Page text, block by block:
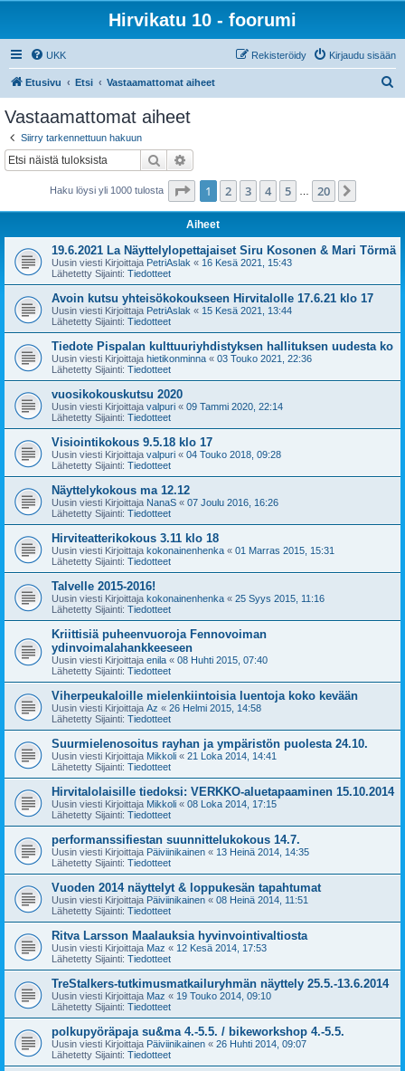
Hirvikatu 10 - foorumi
UKK Kirjaudu sisään
Rekisteröidy
Etusivu Etsi Vastaamattomat aiheet
Vastaamattomat aiheet
Siirry tarkennettuun hakuun
Etsi
Haku löysi yli 1000 tulosta Sivu /20
1 2 3 4 5 20
Aiheet
19.6.2021 La Näyttelylopettajaiset Siru Kosonen & Mari Törmä
Uusin viesti Kirjoittaja PetriAslak « 16 Kesä 2021, 15:43
Lähetetty Sijainti: Tiedotteet
Avoin kutsu yhteisökokoukseen Hirvitalolle 17.6.21 klo 17
Uusin viesti Kirjoittaja PetriAslak « 15 Kesä 2021, 13:44
Lähetetty Sijainti: Tiedotteet
Tiedote Pispalan kulttuuriyhdistyksen hallituksen uudesta ko
Uusin viesti Kirjoittaja hietikonminna « 03 Touko 2021, 22:36
Lähetetty Sijainti: Tiedotteet
vuosikokouskutsu 2020
Uusin viesti Kirjoittaja valpuri « 09 Tammi 2020, 22:14
Lähetetty Sijainti: Tiedotteet
Visiointikokous 9.5.18 klo 17
Uusin viesti Kirjoittaja valpuri « 04 Touko 2018, 09:28
Lähetetty Sijainti: Tiedotteet
Näyttelykokous ma 12.12
Uusin viesti Kirjoittaja NanaS « 07 Joulu 2016, 16:26
Lähetetty Sijainti: Tiedotteet
Hirviteatterikokous 3.11 klo 18
Uusin viesti Kirjoittaja kokonainenhenka « 01 Marras 2015, 15:31
Lähetetty Sijainti: Tiedotteet
Talvelle 2015-2016!
Uusin viesti Kirjoittaja kokonainenhenka « 25 Syys 2015, 11:16
Lähetetty Sijainti: Tiedotteet
Kriittisiä puheenvuoroja Fennovoiman
ydinvoimalahankkeeseen
Uusin viesti Kirjoittaja enila « 08 Huhti 2015, 07:40
Lähetetty Sijainti: Tiedotteet
Viherpeukaloille mielenkiintoisia luentoja koko kevään
Uusin viesti Kirjoittaja Az « 26 Helmi 2015, 14:58
Lähetetty Sijainti: Tiedotteet
Suurmielenosoitus rayhan ja ympäristön puolesta 24.10.
Uusin viesti Kirjoittaja Mikkoli « 21 Loka 2014, 14:41
Lähetetty Sijainti: Tiedotteet
Hirvitalolaisille tiedoksi: VERKKO-aluetapaaminen 15.10.2014
Uusin viesti Kirjoittaja Mikkoli « 08 Loka 2014, 17:15
Lähetetty Sijainti: Tiedotteet
performanssifiestan suunnittelukokous 14.7.
Uusin viesti Kirjoittaja Päiviinikainen « 13 Heinä 2014, 14:35
Lähetetty Sijainti: Tiedotteet
Vuoden 2014 näyttelyt & loppukesän tapahtumat
Uusin viesti Kirjoittaja Päiviinikainen « 08 Heinä 2014, 11:51
Lähetetty Sijainti: Tiedotteet
Ritva Larsson Maalauksia hyvinvointivaltiosta
Uusin viesti Kirjoittaja Maz « 12 Kesä 2014, 17:53
Lähetetty Sijainti: Tiedotteet
TreStalkers-tutkimusmatkailuryhmän näyttely 25.5.-13.6.2014
Uusin viesti Kirjoittaja Maz « 19 Touko 2014, 09:10
Lähetetty Sijainti: Tiedotteet
polkupyöräpaja su&ma 4.-5.5. / bikeworkshop 4.-5.5.
Uusin viesti Kirjoittaja Päiviinikainen « 26 Huhti 2014, 09:07
Lähetetty Sijainti: Tiedotteet